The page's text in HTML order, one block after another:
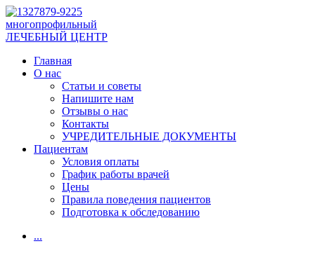
многопрофильный
ЛЕЧЕБНЫЙ ЦЕНТР
Главная
О нас
Статьи и советы
Напишите нам
Отзывы о нас
Контакты
УЧРЕДИТЕЛЬНЫЕ ДОКУМЕНТЫ
Пациентам
Условия оплаты
График работы врачей
Цены
Правила поведения пациентов
Подготовка к обследованию
...